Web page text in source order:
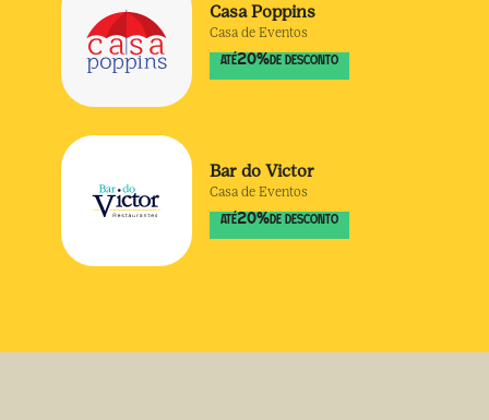
Casa Poppins
Casa de Eventos
ATÉ20% DE DESCONTO
Bar do Victor
Casa de Eventos
ATÉ20% DE DESCONTO